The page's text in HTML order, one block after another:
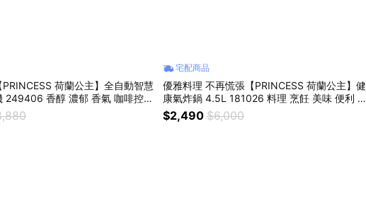
荷蘭公主】全自動智慧
249406 香醇 濃郁 香氣 咖啡控
下午茶
宅配商品
優雅料理 不再慌張【PRINCESS 荷蘭公主】健
康氣炸鍋 4.5L 181026 料理 烹飪 美味 便利 健
康飲食 送媽媽 家人 禮品推薦
$2,490 $6,000